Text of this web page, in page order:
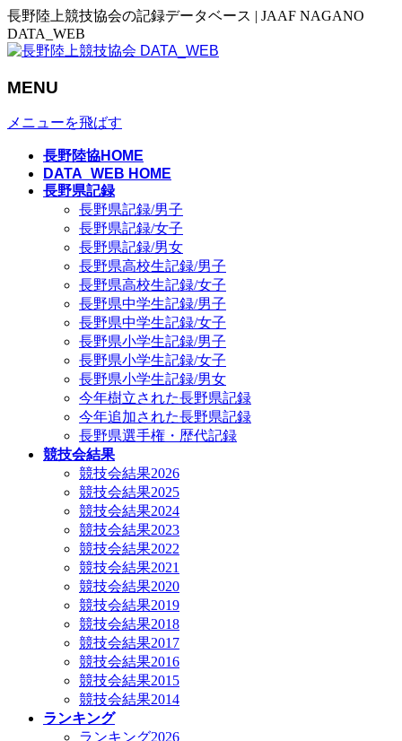
長野陸上競技協会の記録データベース | JAAF NAGANO
DATA_WEB
MENU
メニューを飛ばす
長野陸協HOME
DATA_WEB HOME
長野県記録
長野県記録/男子
長野県記録/女子
長野県記録/男女
長野県高校生記録/男子
長野県高校生記録/女子
長野県中学生記録/男子
長野県中学生記録/女子
長野県小学生記録/男子
長野県小学生記録/女子
長野県小学生記録/男女
今年樹立された長野県記録
今年追加された長野県記録
長野県選手権・歴代記録
競技会結果
競技会結果2026
競技会結果2025
競技会結果2024
競技会結果2023
競技会結果2022
競技会結果2021
競技会結果2020
競技会結果2019
競技会結果2018
競技会結果2017
競技会結果2016
競技会結果2015
競技会結果2014
ランキング
ランキング2026